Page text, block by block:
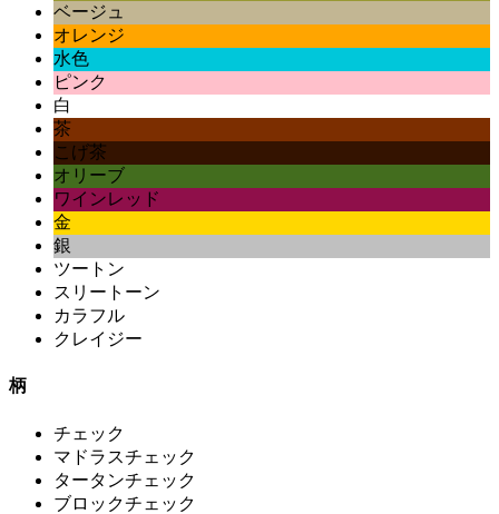
ベージュ
オレンジ
水色
ピンク
白
茶
こげ茶
オリーブ
ワインレッド
金
銀
ツートン
スリートーン
カラフル
クレイジー
柄
チェック
マドラスチェック
タータンチェック
ブロックチェック